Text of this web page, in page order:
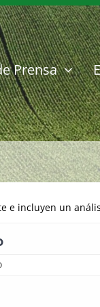
Prensa
e incluyen un